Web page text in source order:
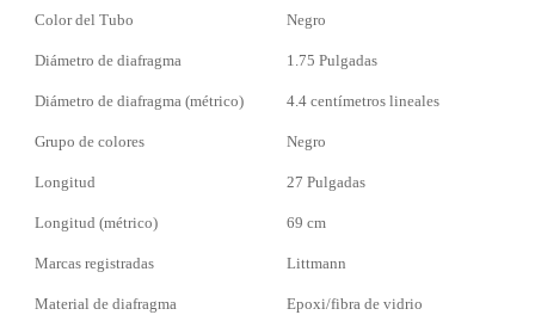
Color del Tubo Negro
Diámetro de diafragma 1.75 Pulgadas
Diámetro de diafragma (métrico) 4.4 centímetros lineales
Grupo de colores Negro
Longitud 27 Pulgadas
Longitud (métrico) 69 cm
Marcas registradas Littmann
Material de diafragma Epoxi/fibra de vidrio